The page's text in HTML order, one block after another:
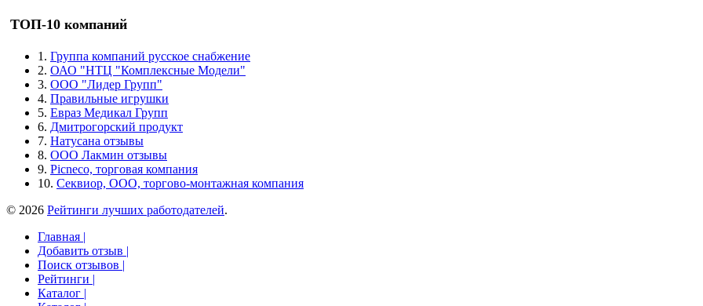
ТОП-10 компаний
1. Группа компаний русское снабжение
2. ОАО "НТЦ "Комплексные Модели"
3. ООО "Лидер Групп"
4. Правильные игрушки
5. Евраз Медикал Групп
6. Дмитрогорский продукт
7. Натусана отзывы
8. ООО Лакмин отзывы
9. Picneco, торговая компания
10. Секвиор, ООО, торгово-монтажная компания
© 2026 Рейтинги лучших работодателей.
Главная |
Добавить отзыв |
Поиск отзывов |
Рейтинги |
Каталог |